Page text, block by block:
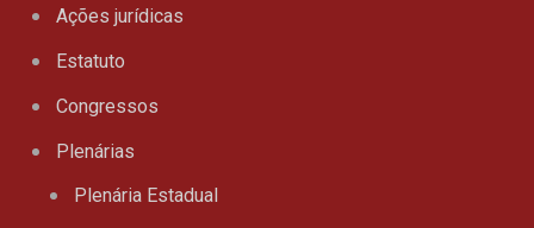
Ações jurídicas
Estatuto
Congressos
Plenárias
Plenária Estadual